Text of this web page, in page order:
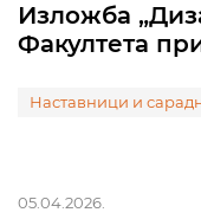
Изложба
Факултета
Наставници и
05.04.2026.